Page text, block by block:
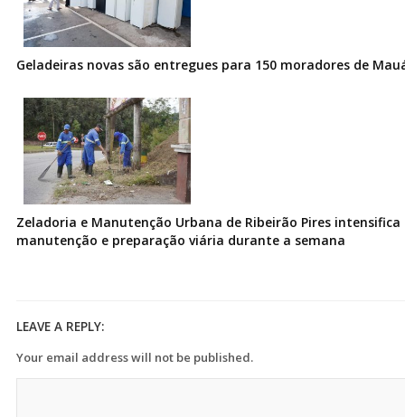
Geladeiras novas são entregues para 150 moradores de
Zeladoria e Manutenção Urbana de Ribeirão Pires intensifica
manutenção e preparação viária durante a semana
LEAVE A REPLY:
Your email address will not be published.